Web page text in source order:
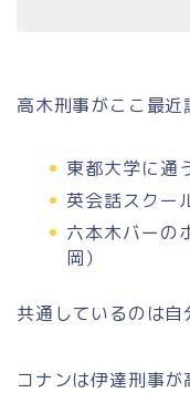
高木刑事がここ最
東都大学に通
英会話スクー
六本木バーの
岡）
共通しているのは自
コナンは伊達刑事